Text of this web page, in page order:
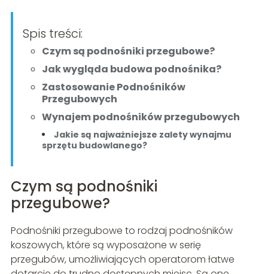
Spis treści:
Czym są podnośniki przegubowe?
Jak wygląda budowa podnośnika?
Zastosowanie Podnośników
Przegubowych
Wynajem podnośników przegubowych
Jakie są najważniejsze zalety wynajmu
sprzętu budowlanego?
Czym są podnośniki
przegubowe?
Podnośniki przegubowe to rodzaj podnośników
koszowych, które są wyposażone w serię
przegubów, umożliwiających operatorom łatwe